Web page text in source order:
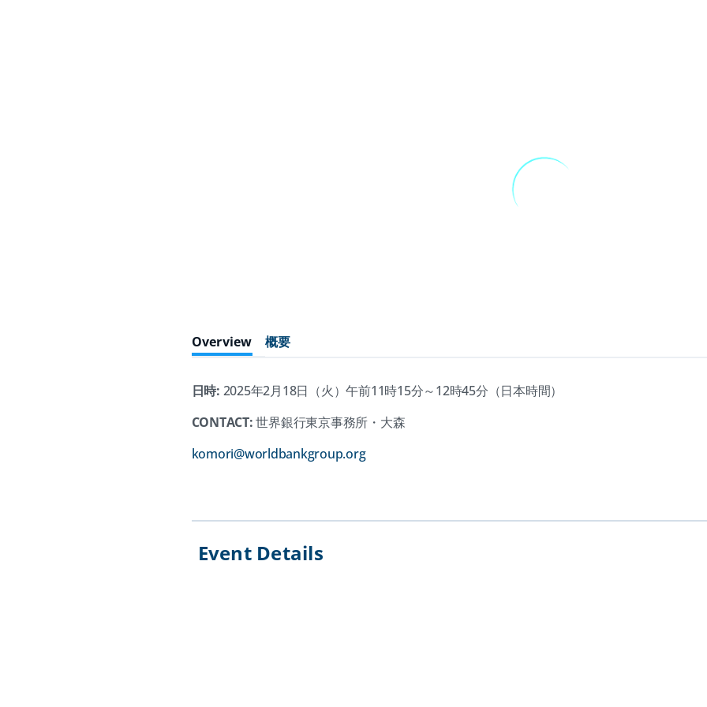
Overview 概要
日時: 2025年2月18日（火）午前11時15分～12時45分（日本時間）
CONTACT:世界銀行東京事務所・大森
komori@worldbankgroup.org(opens
Event Details